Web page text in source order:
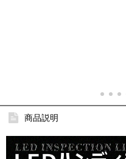
商品説明